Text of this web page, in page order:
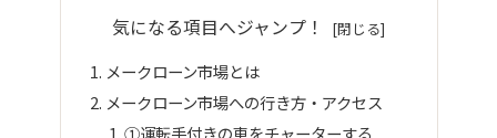
気になる項目へジャンプ！
メークローン市場とは
メークローン市場への行き方・アクセス
①運転手付きの車をチャーターする